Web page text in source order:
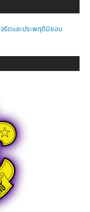
ริตและประพฤติมิชอบ